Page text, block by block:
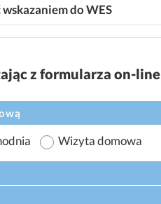
do WES
z formularza on-line
Wizyta domowa